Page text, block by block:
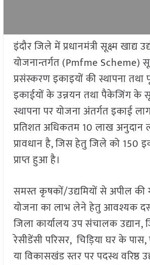
इंदौर जिले में प्रधानमंत्री सूक्ष्म खाद्य
योजनान्तर्गत (Pmfme Scheme)
प्रसंस्करण इकाइयों की स्थापना तथा
इकाईयों के उन्नयन तथा पैकेजिंग के
स्थापना पर योजना अंतर्गत इकाई
प्रतिशत अधिकतम 10 लाख अनुदान
प्रावधान है, जिस हेतु जिले को 150
प्राप्त हुआ है।
समस्त कृषकों/उद्यमियों से अपील की
योजना का लाभ लेने हेतु आवश्यक
जिला कार्यालय उप संचालक उद्यान,
रेसीडेंसी परिसर, चिड़िया घर के पास,
या विकासखंड स्तर पर पदस्थ वरिष्ठ